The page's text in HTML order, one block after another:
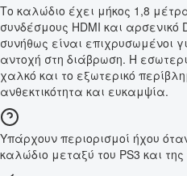
Το καλώδιο έχει μήκος 1,8
συνδέσμους HDMI και αρσενικό
συνήθως είναι επιχρυσωμένοι
αντοχή στη διάβρωση. Η
χαλκό και το εξωτερικό
ανθεκτικότητα και ευκαμψία.
Υπάρχουν περιορισμοί ήχου
καλώδιο μεταξύ του PS3 και